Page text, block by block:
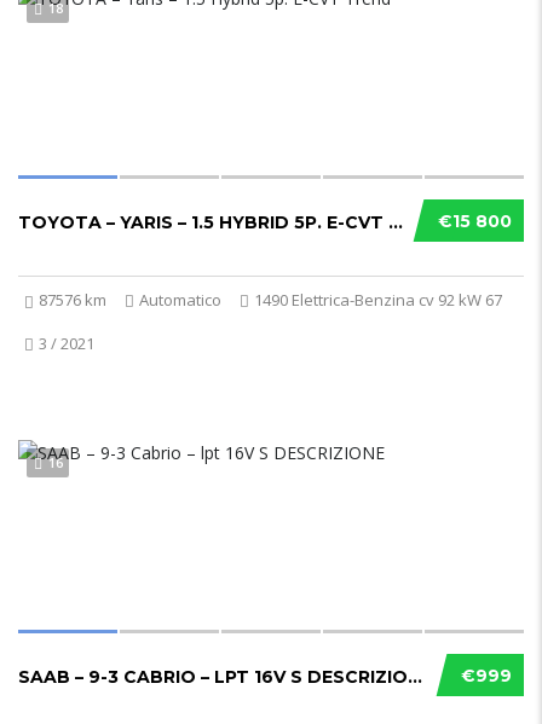
18
€15 800
TOYOTA – YARIS – 1.5 HYBRID 5P. E-CVT TREND...
87576 km Automatico
1490 Elettrica-Benzina cv 92 kW 67
3 / 2021
16
€999
SAAB – 9-3 CABRIO – LPT 16V S DESCRIZIONE...